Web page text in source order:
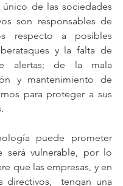
único de las sociedades
son responsables de
respecto a posibles
y la falta de
alertas; de la mala
y mantenimiento de
para proteger a sus
puede prometer
será vulnerable, por lo
que las empresas, y en
directivos,  tengan una